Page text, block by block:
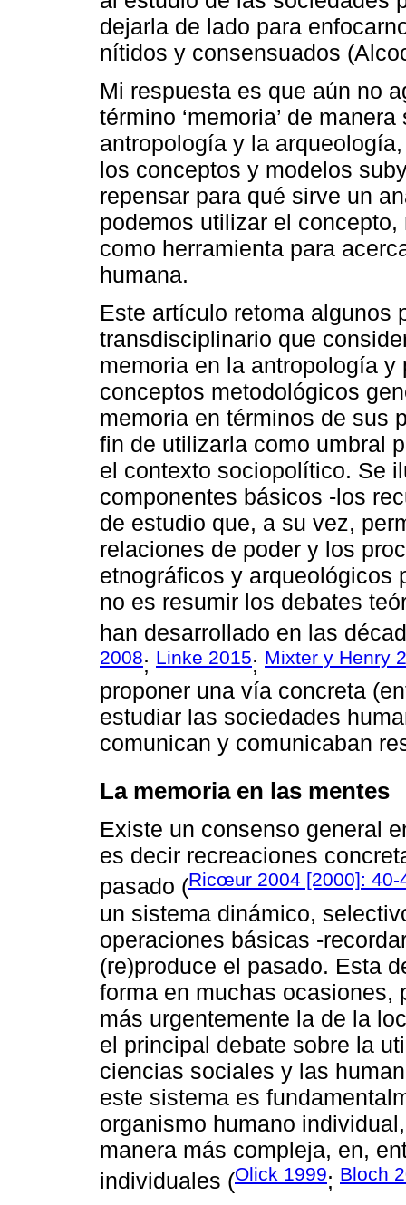
dejarla de lado para
nítidos y consensuados
Mi respuesta es que aún no
término ‘memoria’ de
antropología y la
los conceptos y modelos
repensar para qué sirve un
podemos utilizar el
como herramienta para
humana.
Este artículo retoma algunos
transdisciplinario que
memoria en la antropología
conceptos metodológicos
memoria en términos de sus
fin de utilizarla como umbral
el contexto sociopolítico. Se
componentes básicos -los
de estudio que, a su vez,
relaciones de poder y los
etnográficos y arqueológicos
no es resumir los debates
han desarrollado en las
2008; Linke 2015; Mixter y Henry
proponer una vía concreta
estudiar las sociedades
comunican y comunicaban
La memoria en las mentes
Existe un consenso general
es decir recreaciones
pasado (Ricœur 2004 [2000]: 40-
un sistema dinámico,
operaciones básicas -
(re)produce el pasado. Esta
forma en muchas ocasiones,
más urgentemente la de la
el principal debate sobre la
ciencias sociales y las
este sistema es
organismo humano
manera más compleja, en,
individuales (Olick 1999; Bloch